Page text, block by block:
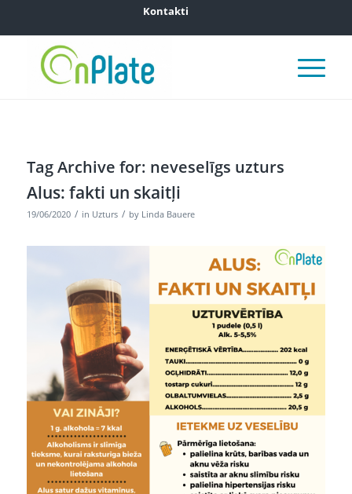
Kontakti
Tag Archive for: neveselīgs uzturs
Alus: fakti un skaitļi
19/06/2020 / in Uzturs / by Linda Bauere